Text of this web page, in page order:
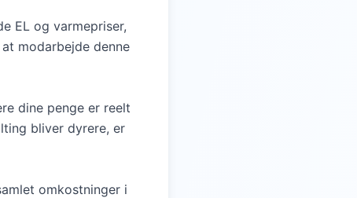
EL og varmepriser,
modarbejde denne
dine penge er reelt
bliver dyrere, er
omkostninger i